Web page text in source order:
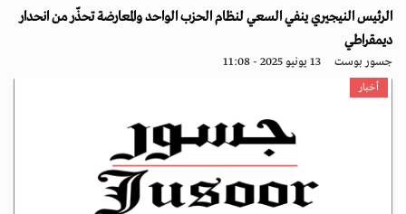
الرئيس النيجيري ينفي السعي لنظام الحزب الواحد والمعارضة تحذّر من انحدار
ديمقراطي
جسور بوست 13 يونيو 2025 - 11:08
أخبار